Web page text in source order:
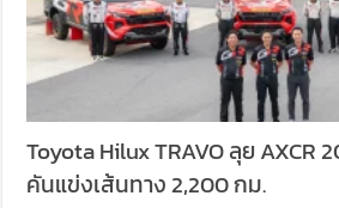
Toyota Hilux TRAVO ลุย AXCR
คันแข่งเส้นทาง 2,200 กม.